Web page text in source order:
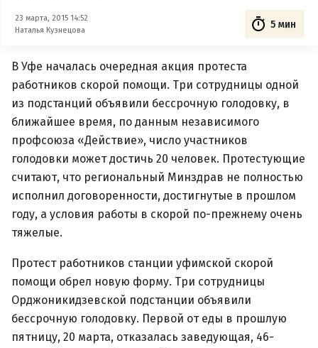
Наталья Кузнецова
23 марта, 2015 14:52
5 мин
В Уфе началась очередная акция протеста
работников скорой помощи. Три сотрудницы одной
из подстанций объявили бессрочную голодовку, в
ближайшее время, по данным независимого
профсоюза «Действие», число участников
голодовки может достичь 20 человек. Протестующие
считают, что региональный Минздрав не полностью
исполнил договоренности, достигнутые в прошлом
году, а условия работы в скорой по-прежнему очень
тяжелые.
Протест работников станции уфимской скорой
помощи обрел новую форму. Три сотрудницы
Орджоникидзевской подстанции объявили
бессрочную голодовку. Первой от еды в прошлую
пятницу, 20 марта, отказалась заведующая, 46-